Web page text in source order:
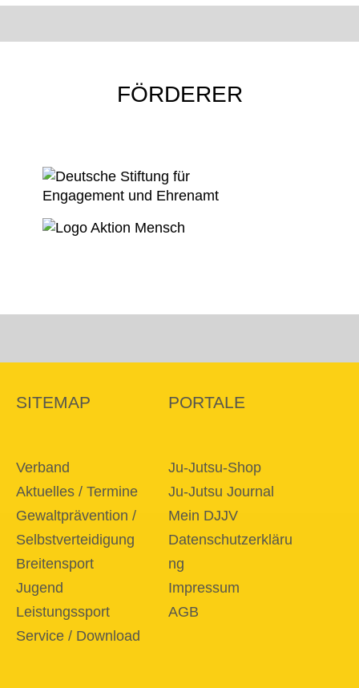
FÖRDERER
SITEMAP
Verband
Aktuelles / Termine
Gewaltprävention /
Selbstverteidigung
Breitensport
Jugend
Leistungssport
Service / Download
PORTALE
Ju-Jutsu-Shop
Ju-Jutsu Journal
Mein DJJV
Datenschutzerkläru
ng
Impressum
AGB